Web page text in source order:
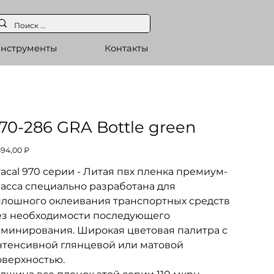
Контакты
286 GRA Bottle green
₽
970 серии - Литая пвх пленка премиум-
специально разработана для
оклеивания транспортных средств
необходимости последующего
Широкая цветовая палитра с
глянцевой или матовой